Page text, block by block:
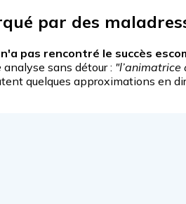
par des
n'a pas rencontré le succès
analyse sans détour :
quelques approximations en